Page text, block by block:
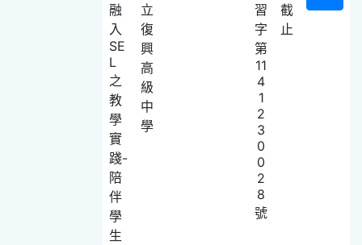
融
入
SE
L
之
教
學
實
踐-
陪
伴
學
生
立
復
興
高
級
中
學
習
字
第
11
4
1
2
3
0
0
2
8
號
截
止